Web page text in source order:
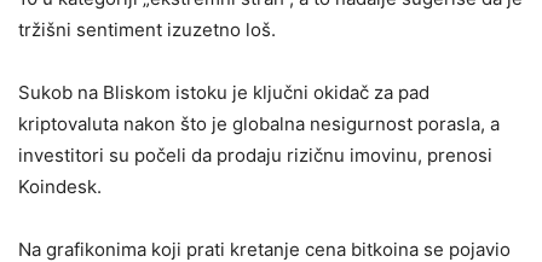
tržišni sentiment izuzetno loš.
Sukob na Bliskom istoku je ključni okidač za pad
kriptovaluta nakon što je globalna nesigurnost porasla, a
investitori su počeli da prodaju rizičnu imovinu, prenosi
Koindesk.
Na grafikonima koji prati kretanje cena bitkoina se pojavio